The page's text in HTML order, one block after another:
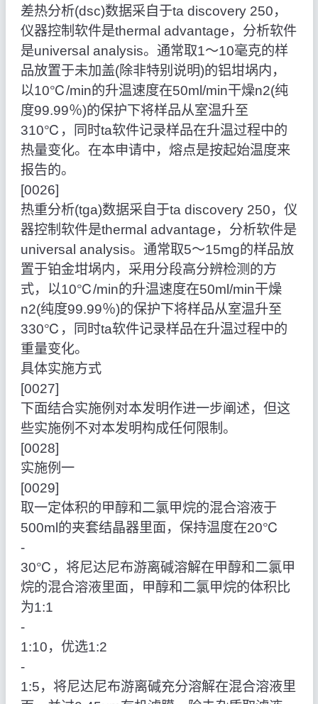
差热分析(dsc)数据采自于ta discovery 250，
仪器控制软件是thermal advantage，分析软件
是universal analysis。通常取1～10毫克的样
品放置于未加盖(除非特别说明)的铝坩埚内，
以10℃/min的升温速度在50ml/min干燥n2(纯
度99.99％)的保护下将样品从室温升至
310℃，同时ta软件记录样品在升温过程中的
热量变化。在本申请中，熔点是按起始温度来
报告的。
[0026]
热重分析(tga)数据采自于ta discovery 250，仪
器控制软件是thermal advantage，分析软件是
universal analysis。通常取5～15mg的样品放
置于铂金坩埚内，采用分段高分辨检测的方
式，以10℃/min的升温速度在50ml/min干燥
n2(纯度99.99％)的保护下将样品从室温升至
330℃，同时ta软件记录样品在升温过程中的
重量变化。
具体实施方式
[0027]
下面结合实施例对本发明作进一步阐述，但这
些实施例不对本发明构成任何限制。
[0028]
实施例一
[0029]
取一定体积的甲醇和二氯甲烷的混合溶液于
500ml的夹套结晶器里面，保持温度在20℃
‑
30℃，将尼达尼布游离碱溶解在甲醇和二氯甲
烷的混合溶液里面，甲醇和二氯甲烷的体积比
为1:1
‑
1:10，优选1:2
‑
1:5，将尼达尼布游离碱充分溶解在混合溶液里